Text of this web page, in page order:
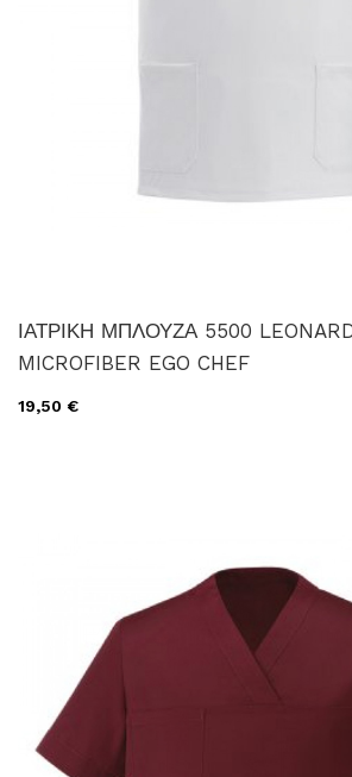
ΙΑΤΡΙΚΗ ΜΠΛΟΥΖΑ 5500
MICROFIBER EGO CHEF
19,50 €